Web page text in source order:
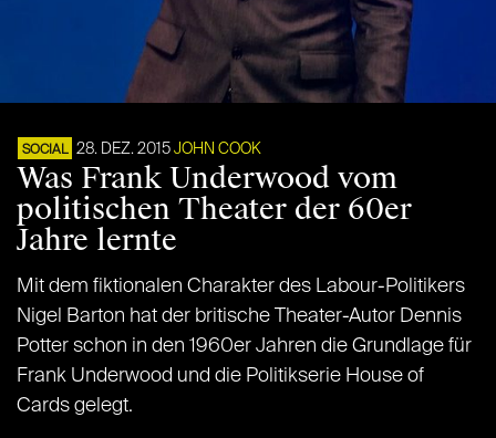
SOCIAL 28. DEZ. 2015 JOHN COOK
Was Frank Underwood vom
politischen Theater der 60er
Jahre lernte
Mit dem fiktionalen Charakter des Labour-Politikers
Nigel Barton hat der britische Theater-Autor Dennis
Potter schon in den 1960er Jahren die Grundlage für
Frank Underwood und die Politikserie House of
Cards gelegt.